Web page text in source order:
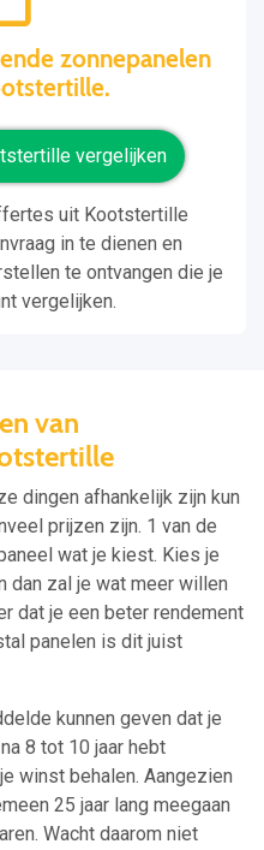
zonnepanelen
vergelijken
uit Kootstertille
in te dienen en
te ontvangen die je
vergelijken.
van
dingen afhankelijk zijn kun
prijzen zijn. 1 van de
wat je kiest. Kies je
dan zal je wat meer willen
dat je een beter rendement
panelen is dit juist
kunnen geven dat je
8 tot 10 jaar hebt
winst behalen. Aangezien
25 jaar lang meegaan
Wacht daarom niet